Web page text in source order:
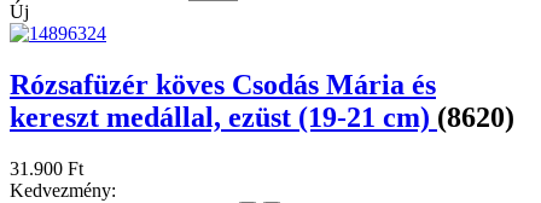
Új
Rózsafüzér köves Csodás Mária és
kereszt medállal, ezüst (19-21 cm) (8620)
31.900 Ft
Kedvezmény: